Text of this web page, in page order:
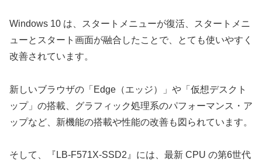
Windows 10 は、スタートメニューが復活、スタートメニ
ューとスタート画面が融合したことで、とても使いやすく
改善されています。
新しいブラウザの「Edge（エッジ）」や「仮想デスクト
ップ」の搭載、グラフィック処理系のパフォーマンス・ア
ップなど、新機能の搭載や性能の改善も図られています。
そして、『LB-F571X-SSD2』には、最新 CPU の第6世代